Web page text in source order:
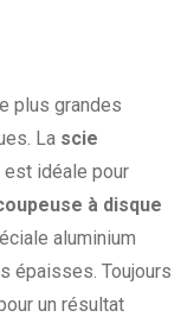
plus grandes
La scie
est idéale pour
à disque
aluminium
épaisses. Toujours
un résultat